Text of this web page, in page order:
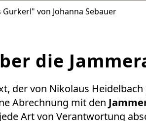
Gurkerl" von Johanna Sebauer
die
der von Nikolaus
Abrechnung mit den
Art von Verantwortung